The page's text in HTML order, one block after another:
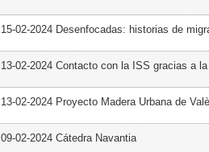
15-02-2024 Desenfocadas: historias de
13-02-2024 Contacto con la ISS gracias a
13-02-2024 Proyecto Madera Urbana de
09-02-2024 Cátedra Navantia